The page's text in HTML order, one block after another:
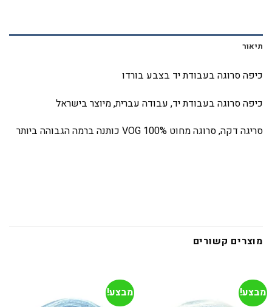
תיאור
כיפה סרוגה בעבודת יד בצבע בורדו
כיפה סרוגה בעבודת יד, עבודה עברית, מיוצר בישראל
סריגה דקה, סרוגה מחוט
כותנה ברמה הגבוהה ביותר
מוצרים קשורים
מבצע! מבצע!